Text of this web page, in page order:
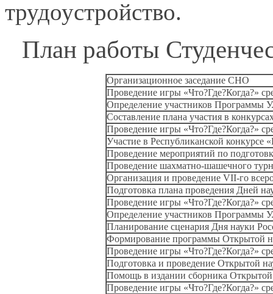
трудоустройство.
План работы
Организационное заседание СНО
Проведение игры «Что?Где?Когда?»
Определение участников Программы
Составление плана участия в
Проведение игры «Что?Где?Когда?»
Участие в Республиканской конкурсе
Проведение мероприятий по
Проведение шахматно-шашечного
Организация и проведение VII-го
Подготовка плана проведения Дней
Проведение игры «Что?Где?Когда?»
Определение участников Программы
Планирование сценария Дня науки
Формирование программы Открытой
Проведение игры «Что?Где?Когда?»
Подготовка и проведениеОткрытой
Помощь в издании сборника
Проведение игры «Что?Где?Когда?»